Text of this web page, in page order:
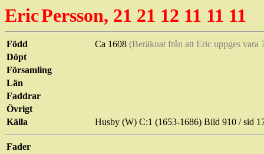
EricPersson, 21 21 12 11 11 11
Född Ca 1608 (Beräknat från att Eric uppges vara
Döpt
Församling
Län
Faddrar
Övrigt
Källa
Husby (W) C:1 (1653-1686) Bild 910 / sid
Fader